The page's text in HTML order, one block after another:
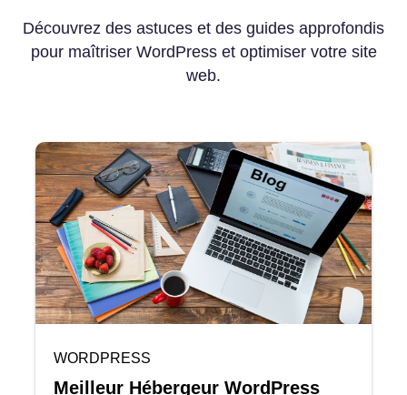
Découvrez des astuces et des guides approfondis
pour maîtriser WordPress et optimiser votre site
web.
WORDPRESS
Meilleur Hébergeur WordPress